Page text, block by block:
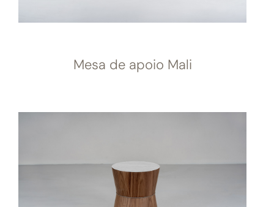
Mesa de apoio Mali